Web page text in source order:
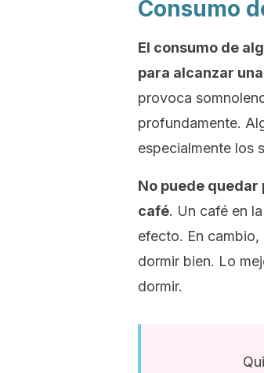
Consumo
El consumo de
para alcanzar
provoca
profundamente.
especialmente los
No puede quedar
café. Un café en
efecto. En
dormir bien. Lo
dormir.